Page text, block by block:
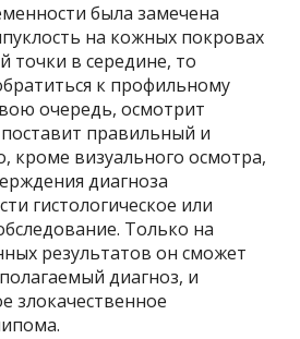
была замечена
на кожных покровах
точки в середине, то
к профильному
очередь, осмотрит
правильный и
кроме визуального осмотра,
диагноза
гистологическое или
Только на
результатов он сможет
диагноз, и
злокачественное